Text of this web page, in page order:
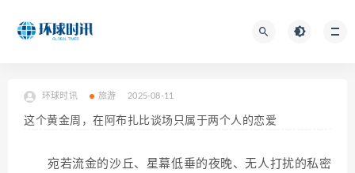
环球时讯 旅游 2025-08-11
这个黄金周，在阿布扎比谈场只属于两个人的恋爱
宛若流金的沙丘、星幕低垂的夜晚、无人打扰的私密